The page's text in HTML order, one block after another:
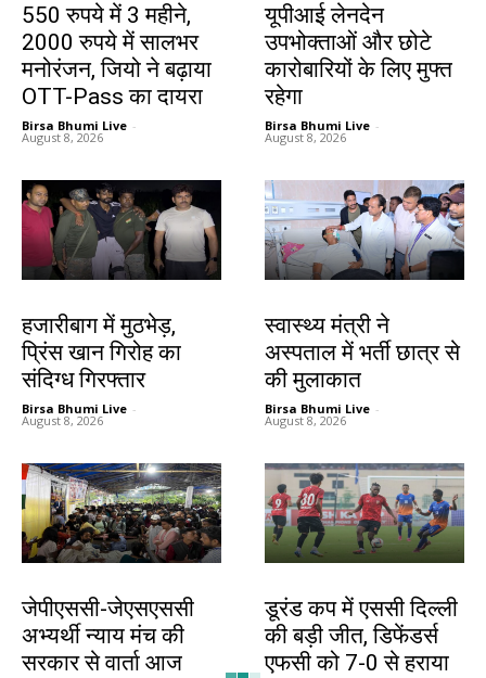
550 रुपये में 3 महीने,
2000 रुपये में सालभर
मनोरंजन, जियो ने बढ़ाया
OTT-Pass का दायरा
Birsa Bhumi Live -
August 8, 2026
यूपीआई लेनदेन
उपभोक्ताओं और छोटे
कारोबारियों के लिए मुफ्त
रहेगा
Birsa Bhumi Live -
August 8, 2026
हजारीबाग में मुठभेड़,
प्रिंस खान गिरोह का
संदिग्ध गिरफ्तार
Birsa Bhumi Live -
August 8, 2026
स्वास्थ्य मंत्री ने
अस्पताल में भर्ती छात्र से
की मुलाकात
Birsa Bhumi Live -
August 8, 2026
जेपीएससी-जेएसएससी
अभ्यर्थी न्याय मंच की
सरकार से वार्ता आज
डूरंड कप में एससी दिल्ली
की बड़ी जीत, डिफेंडर्स
एफसी को 7-0 से हराया